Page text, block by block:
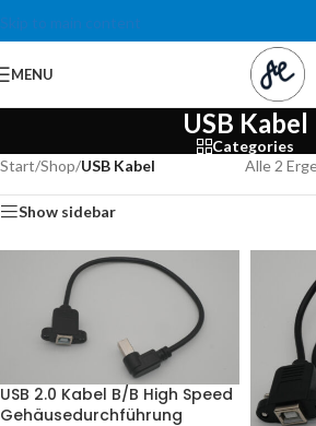
Skip to main content
MENU
USB Kabel
Categories
Start/Shop/USB Kabel Alle 2
Show sidebar
USB 2.0 Kabel B/B High Speed
Gehäusedurchführung